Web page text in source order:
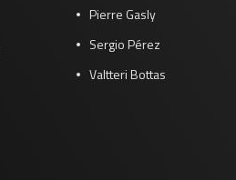
Pierre Gasly
Sergio Pérez
Valtteri Bottas